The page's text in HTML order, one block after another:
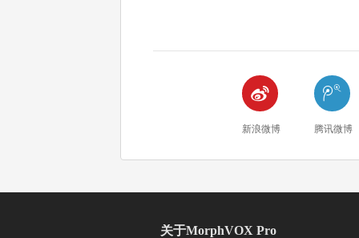

新浪微博

腾讯微博
关于MorphVOX Pro